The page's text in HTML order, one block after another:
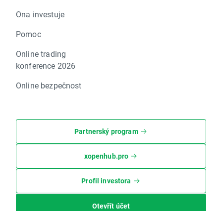
Ona investuje
Pomoc
Online trading
konference 2026
Online bezpečnost
Partnerský program
xopenhub.pro
Profil investora
Otevřít účet